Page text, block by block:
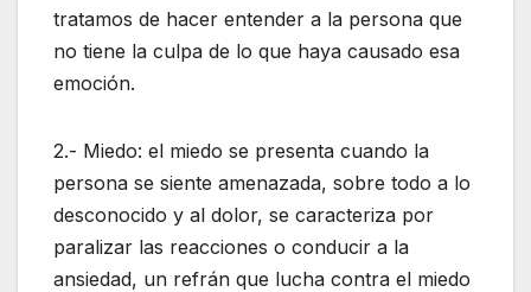
tratamos de hacer entender a la persona que
no tiene la culpa de lo que haya causado esa
emoción.
2.- Miedo: el miedo se presenta cuando la
persona se siente amenazada, sobre todo a lo
desconocido y al dolor, se caracteriza por
paralizar las reacciones o conducir a la
ansiedad, un refrán que lucha contra el miedo